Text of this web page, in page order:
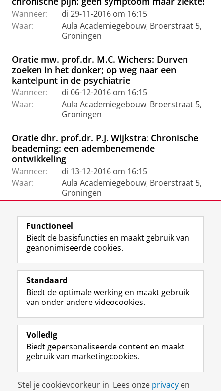
Wanneer:
di 29-11-2016 om 16:15
Waar:
Aula Academiegebouw, Broerstraat 5,
Groningen
Oratie mw. prof.dr. M.C. Wichers: Durven
zoeken in het donker; op weg naar een
kantelpunt in de psychiatrie
Wanneer:
di 06-12-2016 om 16:15
Waar:
Aula Academiegebouw, Broerstraat 5,
Groningen
Oratie dhr. prof.dr. P.J. Wijkstra: Chronische
beademing: een adembenemende
ontwikkeling
Wanneer:
di 13-12-2016 om 16:15
Waar:
Aula Academiegebouw, Broerstraat 5,
Groningen
View this page in:English
Volg de RUG
F
a
e
b
o
p
a
i
n
L
i
k
e
I
-
p
g
i
R
S
-
f
e
R
k
s
I
n
t
r
m
c
c
Y
o
T
e
k
a
a
Studiekiezers
Alumni
Over ons
Disclaimer & Copyright
Functioneel
Biedt de basisfuncties en maakt gebruik van
geanonimiseerde cookies.
Standaard
Biedt de optimale werking en maakt gebruik
van onder andere videocookies.
Volledig
Biedt gepersonaliseerde content en maakt
gebruik van marketingcookies.
Stel je cookievoorkeur in. Lees onze privacy en